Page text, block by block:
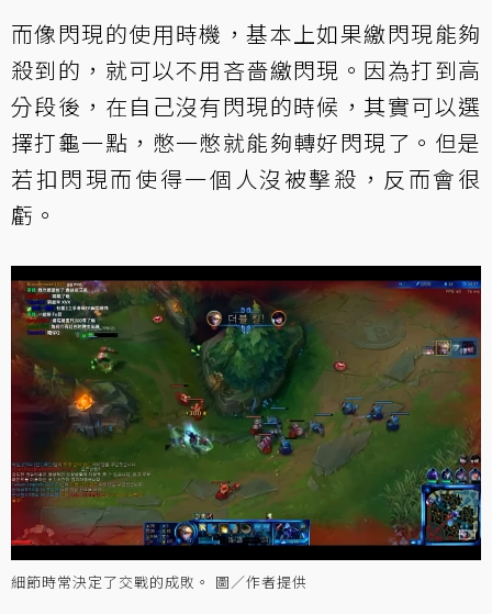
而像閃現的使用時機，基本上如果繳閃現能夠
殺到的，就可以不用吝嗇繳閃現。因為打到高
分段後，在自己沒有閃現的時候，其實可以選
擇打龜一點，憋一憋就能夠轉好閃現了。但是
若扣閃現而使得一個人沒被擊殺，反而會很
虧。
細節時常決定了交戰的成敗。 圖／作者提供